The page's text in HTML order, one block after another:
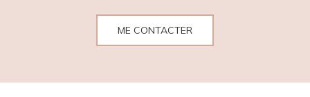
ME CONTACTER